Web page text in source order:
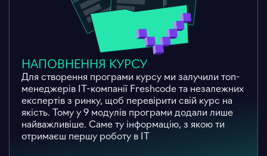
НАПОВНЕННЯ КУРСУ
Для створення програми курсу ми залучили топ-
менеджерів ІТ-компанії Freshcode та незалежних
експертів з ринку, щоб перевірити свій курс на
якість. Тому у 9 модулів програми додали лише
найважливіше. Саме ту інформацію, з якою ти
отримаєш першу роботу в ІТ